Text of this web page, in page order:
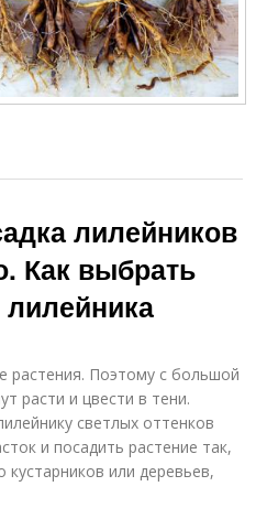
лилейников
Как выбрать
растения. Поэтому с большой
расти и цвести в тени.
светлых оттенков
и посадить растение так,
или деревьев,